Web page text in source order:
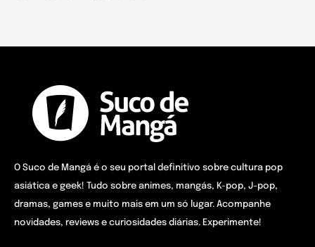
O Suco de Mangá é o seu portal definitivo sobre cultura pop
asiática e geek! Tudo sobre animes, mangás, K-pop, J-pop,
dramas, games e muito mais em um só lugar. Acompanhe
novidades, reviews e curiosidades diárias. Experimente!